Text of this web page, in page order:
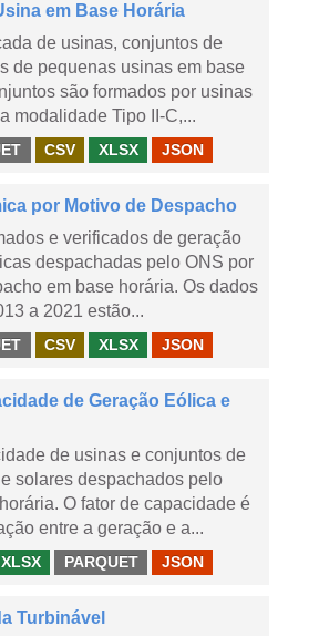
em Base Horária
de usinas, conjuntos de
de pequenas usinas em base
são formados por usinas
modalidade Tipo II-C,...
CSV XLSX JSON
por Motivo de Despacho
e verificados de geração
despachadas pelo ONS por
em base horária. Os dados
a 2021 estão...
CSV XLSX JSON
de Geração Eólica e
de usinas e conjuntos de
solares despachados pelo
O fator de capacidade é
entre a geração e a...
XLSX PARQUET JSON
Turbinável